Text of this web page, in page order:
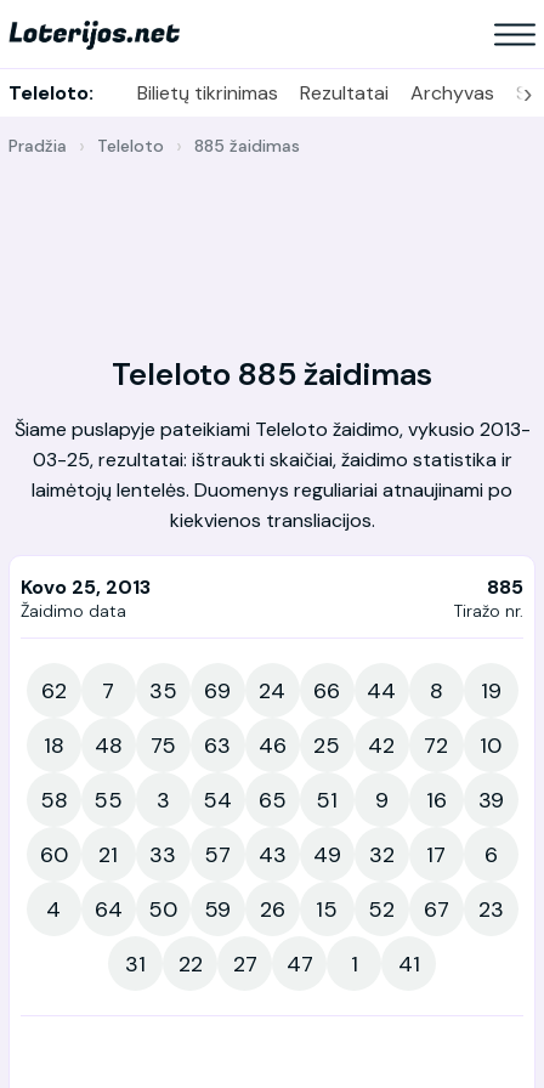
Teleloto: Bilietų tikrinimas Rezultatai Archyvas ›
Pradžia Teleloto 885 žaidimas
Teleloto 885 žaidimas
Šiame puslapyje pateikiami Teleloto žaidimo, vykusio 2013-
03-25, rezultatai: ištraukti skaičiai, žaidimo statistika ir
laimėtojų lentelės. Duomenys reguliariai atnaujinami po
kiekvienos transliacijos.
Kovo 25, 2013
Žaidimo data
885
Tiražo nr.
62 7 35 69 24 66 44 8
19
18
48 75 63 46 25 42 72
10
58
55 3 54 65 51 9 16
39
60
21 33 57 43 49 32 17
6
4
64 50 59 26 15 52 67
23
31
22 27 47 1 41